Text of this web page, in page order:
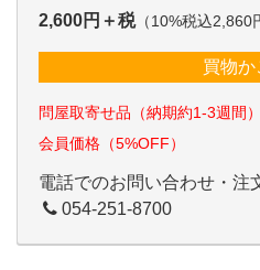
2,600円＋税（10%税込2,860
買物か
問屋取寄せ品（納期約1-3週間
会員価格（5%OFF）
電話でのお問い合わせ・注
054-251-8700